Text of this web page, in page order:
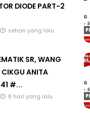
DIODE PART-2
sehari yang lalu
SR, WANG
CIKGU ANITA
#...
8 hari yang lalu